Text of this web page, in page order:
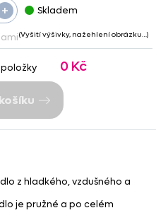
+ Skladem
(Vyšití výšivky, nažehlení obrázku…)
0 Kč
z hladkého, vzdušného a
je pružné a po celém